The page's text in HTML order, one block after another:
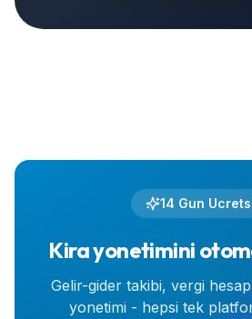
14 Gun
Kira yonetimini
Gelir-gider takibi, vergi
yonetimi - hepsi tek